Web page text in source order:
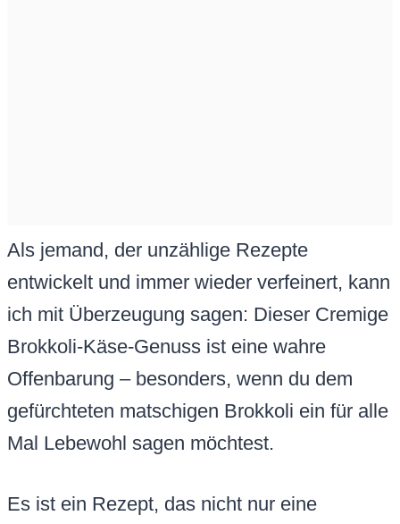
Als jemand, der unzählige Rezepte
entwickelt und immer wieder verfeinert, kann
ich mit Überzeugung sagen: Dieser Cremige
Brokkoli-Käse-Genuss ist eine wahre
Offenbarung – besonders, wenn du dem
gefürchteten matschigen Brokkoli ein für alle
Mal Lebewohl sagen möchtest.
Es ist ein Rezept, das nicht nur eine